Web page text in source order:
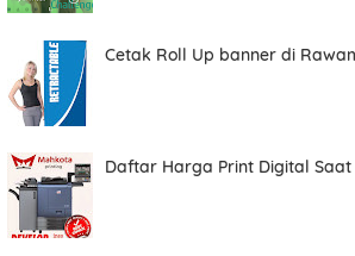
Cetak Roll Up banner di
Daftar Harga Print Digital Saat